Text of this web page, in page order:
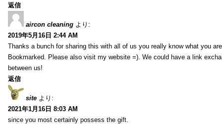
返信
aircon cleaning より:
2019年5月16日 2:44 AM
Thanks a bunch for sharing this with all of us you really know what you
Bookmarked. Please also visit my website =). We could have a link
between us!
返信
site より:
2021年1月16日 8:03 AM
since you most certainly possess the gift.